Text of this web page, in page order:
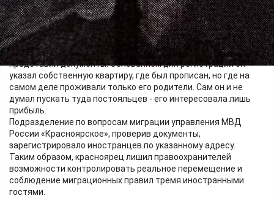
вознаграждение в 3 тысячи рублей он предложил трём
иностранным гражданам фиктивную регистрацию по месту
пребывания в краевом центре.
Вооружившись уведомлениями о постановке на учёт,
мужчина направился в МФЦ в Свердловском районе, где и
представил документы. Основанием для регистрации он
указал собственную квартиру, где был прописан, но где на
самом деле проживали только его родители. Сам он и не
думал пускать туда постояльцев - его интересовала лишь
прибыль.
Подразделение по вопросам миграции управления МВД
России «Красноярское», проверив документы,
зарегистрировало иностранцев по указанному адресу.
Таким образом, красноярец лишил правоохранителей
возможности контролировать реальное перемещение и
соблюдение миграционных правил тремя иностранными
гостями.